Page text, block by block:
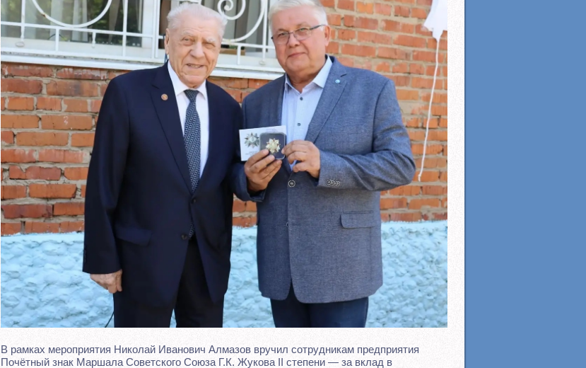
В рамках мероприятия Николай Иванович Алмазов вручил сотрудникам предприятия
Почётный знак Маршала Советского Союза Г.К. Жукова II степени — за вклад в